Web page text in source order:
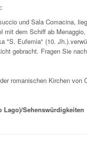
und Sala Comacina,
dem Schiff ab
"S. Eufemia" (10.
gebracht. Fragen Sie
romanischen Kirchen von
Lago)/Sehenswürdigkeiten